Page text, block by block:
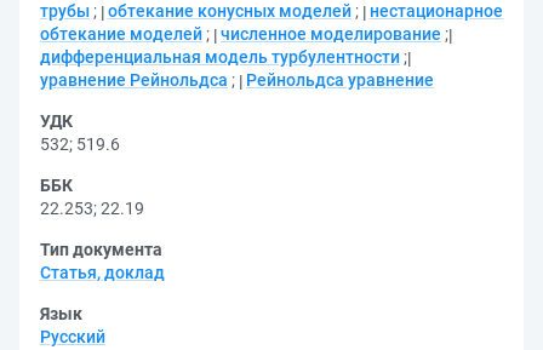
трубы ; обтекание конусных моделей ;
нестационарное
обтекание моделей ; численное моделирование ;
дифференциальная модель турбулентности ;
уравнение Рейнольдса ; Рейнольдса уравнение
УДК
532; 519.6
ББК
22.253;22.19
Тип документа
Статья, доклад
Язык
Русский